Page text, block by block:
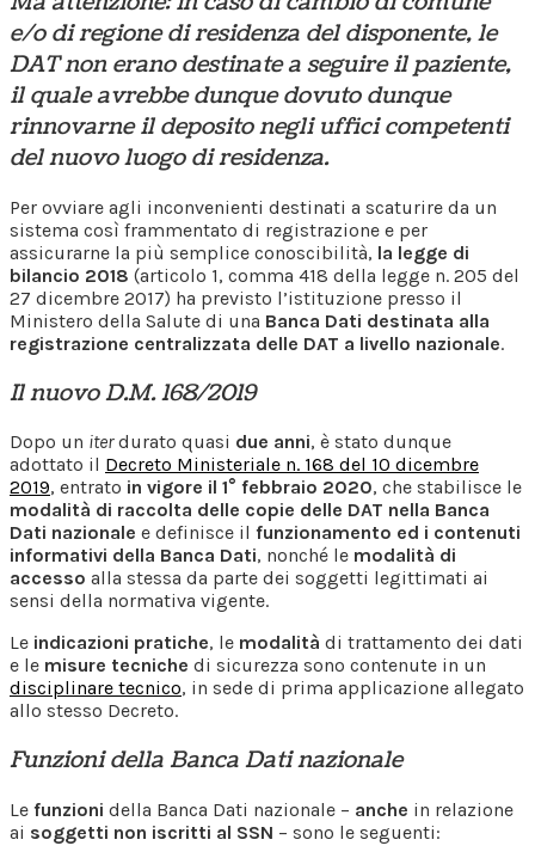
e/o di regione di residenza del disponente, le
DAT non erano destinate a seguire il paziente,
il quale avrebbe dunque dovuto dunque
rinnovarne il deposito negli uffici competenti
del nuovo luogo di residenza.
Per ovviare agli inconvenienti destinati a scaturire da un
sistema così frammentato di registrazione e per
assicurarne la più semplice conoscibilità, la legge di
bilancio 2018 (articolo 1, comma 418 della legge n. 205 del
27 dicembre 2017) ha previsto l’istituzione presso il
Ministero della Salute di una Banca Dati destinata alla
registrazione centralizzata delle DAT a livello nazionale.
Il nuovo D.M. 168/2019
Dopo un iterdurato quasi due anni, è stato dunque
adottato il Decreto Ministeriale n. 168 del 10 dicembre
2019, entrato in vigore il 1° febbraio 2020, che stabilisce le
modalità di raccolta delle copie delle DAT nella Banca
Dati nazionale e definisce il funzionamento ed i contenuti
informativi della Banca Dati, nonché le modalità di
accesso alla stessa da parte dei soggetti legittimati ai
sensi della normativa vigente.
Le indicazioni pratiche, le modalità di trattamento dei dati
e le misure tecniche di sicurezza sono contenute in un
disciplinare tecnico, in sede di prima applicazione allegato
allo stesso Decreto.
Funzioni della Banca Dati nazionale
Le funzioni della Banca Dati nazionale – anche in relazione
ai soggetti non iscritti al SSN – sono le seguenti: